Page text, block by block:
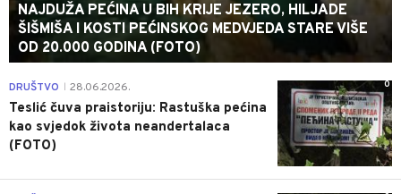
NAJDUŽA PEĆINA U BIH KRIJE JEZERO, HILJADE
ŠIŠMIŠA I KOSTI PEĆINSKOG MEDVJEDA STARE VIŠE
OD 20.000 GODINA (FOTO)
0
DRUŠTVO 28.06.2026.
Teslić čuva praistoriju: Rastuška pećina
kao svjedok života neandertalaca
(FOTO)